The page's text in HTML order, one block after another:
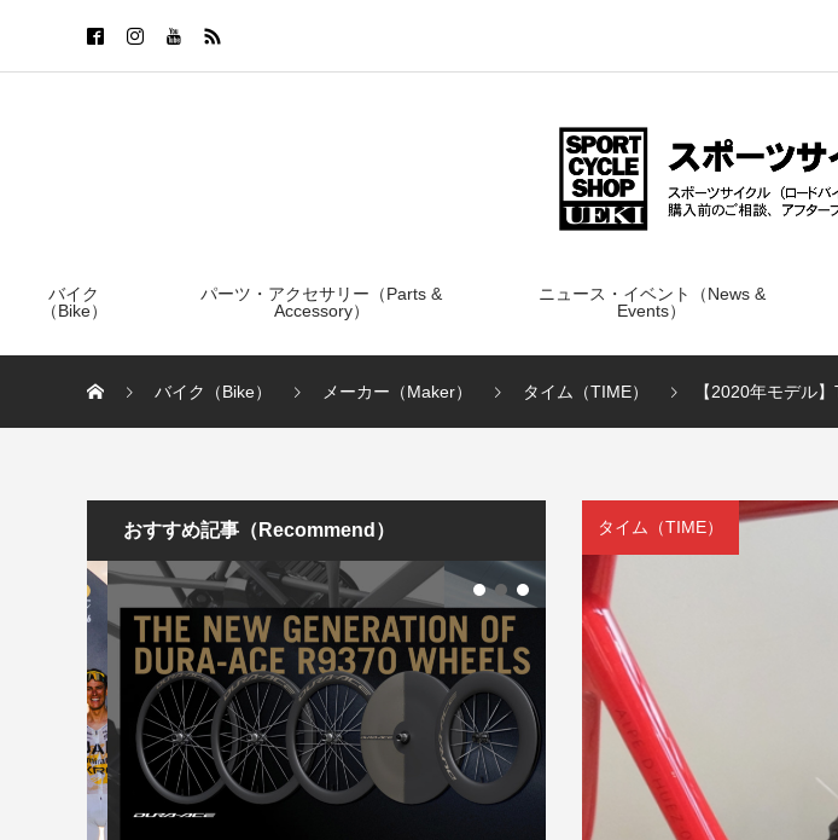
バイク
（Bike）
パーツ・アクセサリー（Parts &
Accessory）
ニュース・イベント（News &
Events）
フレームをフェニックスコーテ
ィングしてみました！
フィジーク シューズ TEMPO
OVERCURVE...
年末年始休業のお知らせ
バイク（Bike） メーカー（Maker） タイム（TIME） 【2020年モデル
タイム（TIME）
おすすめ記事（Recommend）